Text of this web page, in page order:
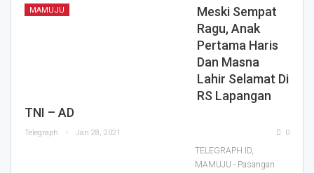
MAMUJU
Meski Sempat
Ragu, Anak
Pertama Haris
Dan Masna
Lahir Selamat Di
RS Lapangan
TNI – AD
Telegraph Jan 28, 2021 0
TELEGRAPH.ID,
MAMUJU - Pasangan